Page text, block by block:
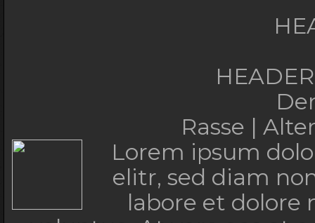
*/
font-weight: bold;
*/
family:'Montserrat';
*/
<div
Rasse |
Lorem ipsum
elitr, sed diam
labore et dolore